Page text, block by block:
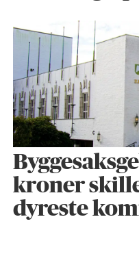
kroner
dyreste